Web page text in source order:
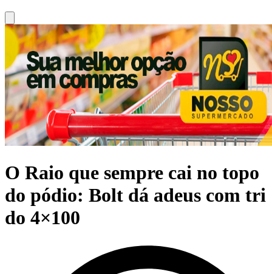
O Raio que sempre cai no topo
do pódio: Bolt dá adeus com tri
do 4×100